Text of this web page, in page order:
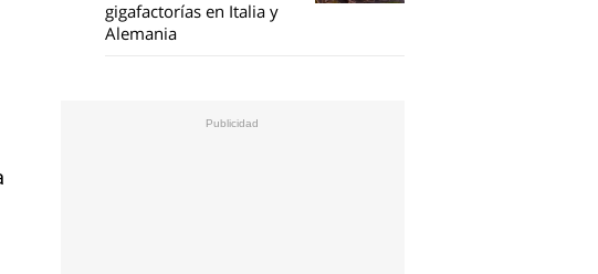
gigafactorías en Italia y
Alemania